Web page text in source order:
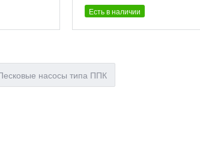
Есть в наличии
насосы типа ППК